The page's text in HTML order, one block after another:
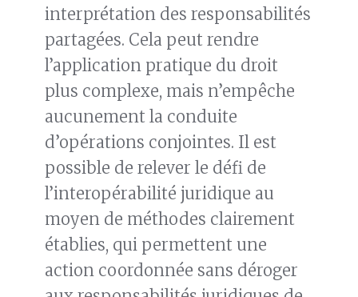
interprétation des responsabilités
partagées. Cela peut rendre
l’application pratique du droit
plus complexe, mais n’empêche
aucunement la conduite
d’opérations conjointes. Il est
possible de relever le défi de
l’interopérabilité juridique au
moyen de méthodes clairement
établies, qui permettent une
action coordonnée sans déroger